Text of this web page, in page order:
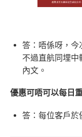
答：唔係呀，今
不過直航同埋
內文。
優惠可唔可以每日
答：每位客戶於